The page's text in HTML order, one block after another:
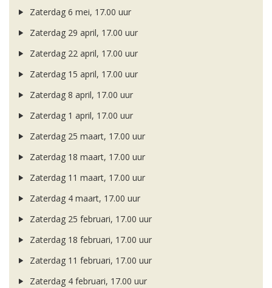
Zaterdag 6 mei, 17.00 uur
Zaterdag 29 april, 17.00 uur
Zaterdag 22 april, 17.00 uur
Zaterdag 15 april, 17.00 uur
Zaterdag 8 april, 17.00 uur
Zaterdag 1 april, 17.00 uur
Zaterdag 25 maart, 17.00 uur
Zaterdag 18 maart, 17.00 uur
Zaterdag 11 maart, 17.00 uur
Zaterdag 4 maart, 17.00 uur
Zaterdag 25 februari, 17.00 uur
Zaterdag 18 februari, 17.00 uur
Zaterdag 11 februari, 17.00 uur
Zaterdag 4 februari, 17.00 uur